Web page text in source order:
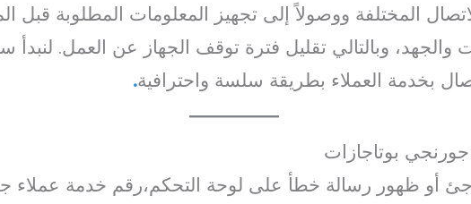
المختلفة ووصولاً إلى تجهيز المعلومات المطلوبة قبل
والجهد، وبالتالي تقليل فترة توقف الجهاز عن العمل.
بخدمة العملاء بطريقة سلسة واحترافية.
بوتاجازات
أو ظهور رسالة خطأ على لوحة التحكم،رقم خدمة عملاء